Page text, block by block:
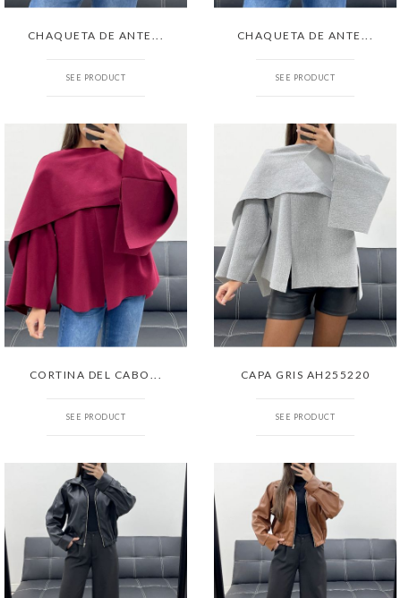
CHAQUETA DE ANTE...
SEE PRODUCT
CHAQUETA DE ANTE...
SEE PRODUCT
CORTINA DEL CABO...
SEE PRODUCT
CAPA GRIS AH255220
SEE PRODUCT